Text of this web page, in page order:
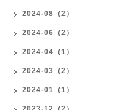
2024-08（2）
2024-06（2）
2024-04（1）
2024-03（2）
2024-01（1）